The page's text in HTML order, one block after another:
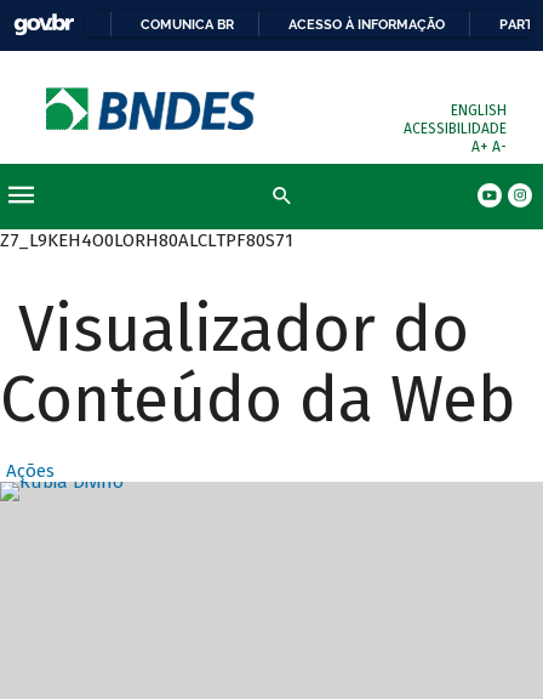
COMUNICA BR ACESSO À INFORMAÇÃO
ENGLISH
ACESSIBILIDADE
A+ A-
Z7_L9KEH4O0LORH80ALCLTPF80S71
Visualizador do
Conteúdo da Web
Ações
Destaques